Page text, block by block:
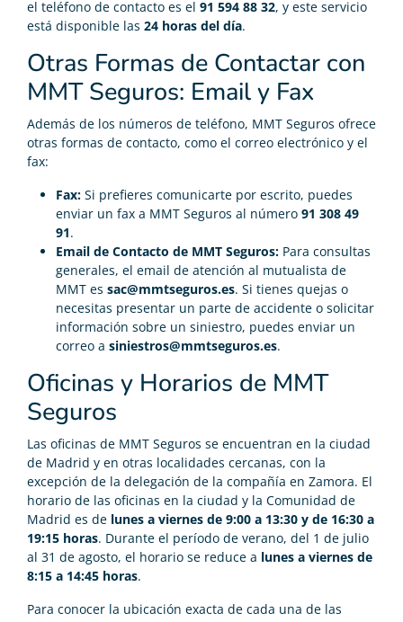
el teléfono de contacto es el 91 594 88 32, y este servicio
está disponible las 24 horas del día.
Otras Formas de Contactar con
MMT Seguros: Email y Fax
Además de los números de teléfono, MMT Seguros ofrece
otras formas de contacto, como el correo electrónico y el
fax:
Fax: Si prefieres comunicarte por escrito, puedes
enviar un fax a MMT Seguros al número 91 308 49
91.
Email de Contacto de MMT Seguros: Para consultas
generales, el email de atención al mutualista de
MMT es sac@mmtseguros.es. Si tienes quejas o
necesitas presentar un parte de accidente o solicitar
información sobre un siniestro, puedes enviar un
correo a siniestros@mmtseguros.es.
Oficinas y Horarios de MMT
Seguros
Las oficinas de MMT Seguros se encuentran en la ciudad
de Madrid y en otras localidades cercanas, con la
excepción de la delegación de la compañía en Zamora. El
horario de las oficinas en la ciudad y la Comunidad de
Madrid es de lunes a viernes de 9:00 a 13:30 y de 16:30 a
19:15 horas. Durante el período de verano, del 1 de julio
al 31 de agosto, el horario se reduce a lunes a viernes de
8:15 a 14:45 horas.
Para conocer la ubicación exacta de cada una de las